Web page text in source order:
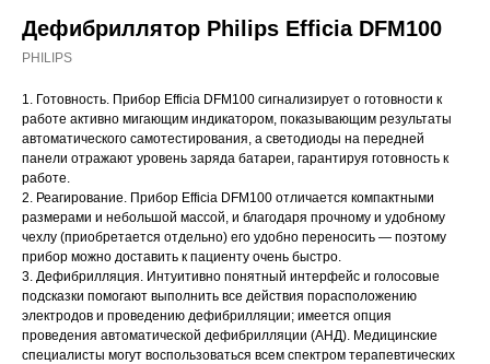
Дефибриллятор Philips Efficia DFM100
PHILIPS
1. Готовность. Прибор Efficia DFM100 сигнализирует о готовности к
работе активно мигающим индикатором, показывающим результаты
автоматического самотестирования, а светодиоды на передней
панели отражают уровень заряда батареи, гарантируя готовность к
работе.
2. Реагирование. Прибор Efficia DFM100 отличается компактными
размерами и небольшой массой, и благодаря прочному и удобному
чехлу (приобретается отдельно) его удобно переносить — поэтому
прибор можно доставить к пациенту очень быстро.
3. Дефибрилляция. Интуитивно понятный интерфейс и голосовые
подсказки помогают выполнить все действия порасположению
электродов и проведению дефибрилляции; имеется опция
проведения автоматической дефибрилляции (АНД). Медицинские
специалисты могут воспользоваться всем спектром терапевтических